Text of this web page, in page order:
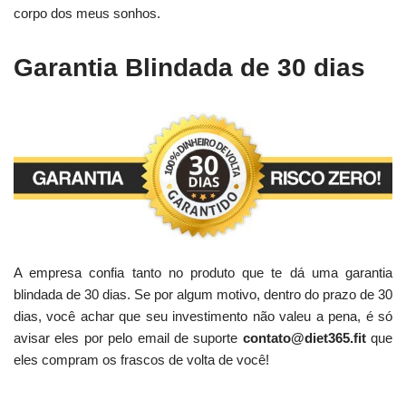
corpo dos meus sonhos.
Garantia Blindada de 30 dias
A empresa confia tanto no produto que te dá uma garantia
blindada de 30 dias. Se por algum motivo, dentro do prazo de 30
dias, você achar que seu investimento não valeu a pena, é só
avisar eles por pelo email de suporte contato@diet365.fitque
eles compram os frascos de volta de você!